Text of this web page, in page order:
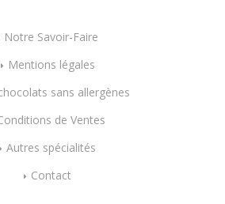
Notre Savoir-Faire
Mentions légales
sans allergènes
de Ventes
Autres spécialités
Contact